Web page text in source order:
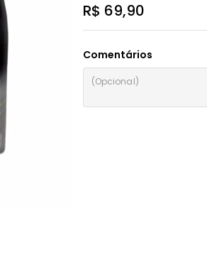
O alimento também possui
do odor das fezes.
R$ 69,90
Comentários